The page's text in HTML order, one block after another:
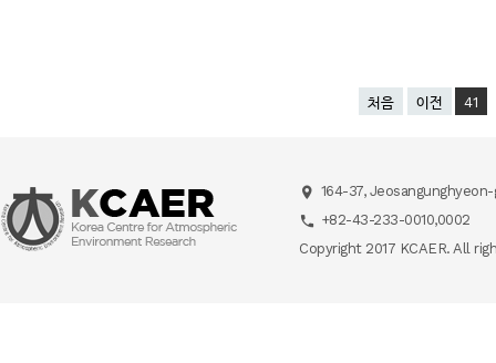
처음 이전 41
164-37,
+82-43-233-0010,0002
Copyright 2017 KCAER. All